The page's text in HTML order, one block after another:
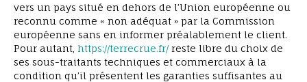
vers un pays situé en dehors de l’Union européenne ou
reconnu comme « non adéquat » par la Commission
européenne sans en informer préalablement le client.
Pour autant, https://terrecrue.fr/reste libre du choix de
ses sous-traitants techniques et commerciaux à la
condition qu’il présentent les garanties suffisantes au